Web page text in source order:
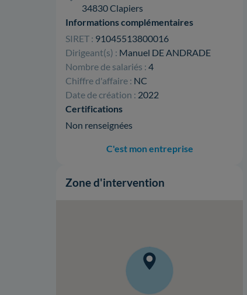
34830 Clapiers
Informations complémentaires
SIRET : 91045513800016
Dirigeant(s) : Manuel DE ANDRADE
Nombre de salariés : 4
Chiffre d'affaire : NC
Date de création : 2022
Certifications
Non renseignées
C'est mon entreprise
Zone d'intervention